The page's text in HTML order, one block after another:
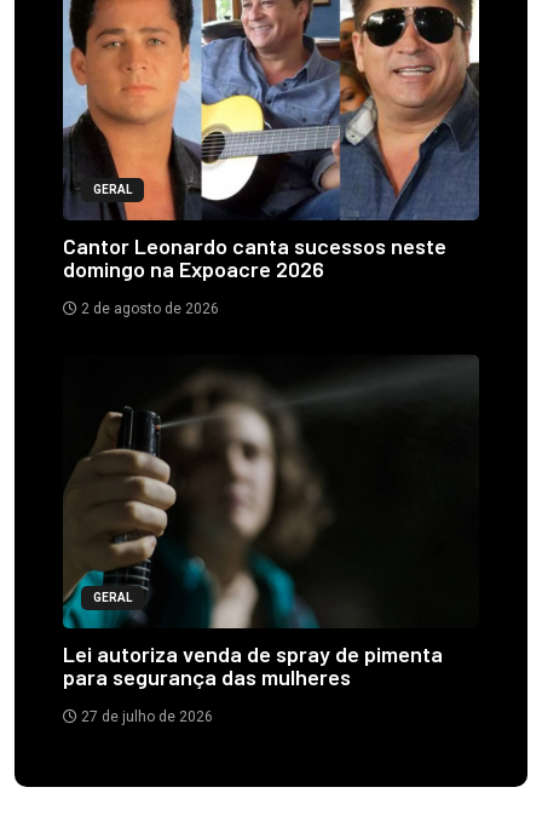
GERAL
Cantor Leonardo canta sucessos neste
domingo na Expoacre 2026
2 de agosto de 2026
GERAL
Lei autoriza venda de spray de pimenta
para segurança das mulheres
27 de julho de 2026